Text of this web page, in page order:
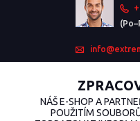
NÁŠ E-SHOP A
POUŽITÍM